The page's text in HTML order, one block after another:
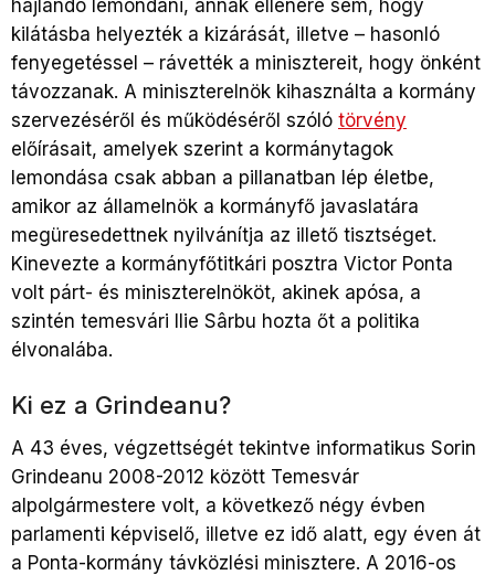
hajlandó lemondani, annak ellenére sem, hogy
kilátásba helyezték a kizárását, illetve – hasonló
fenyegetéssel – rávették a minisztereit, hogy önként
távozzanak. A miniszterelnök kihasználta a kormány
szervezéséről és működéséről szóló törvény
előírásait, amelyek szerint a kormánytagok
lemondása csak abban a pillanatban lép életbe,
amikor az államelnök a kormányfő javaslatára
megüresedettnek nyilvánítja az illető tisztséget.
Kinevezte a kormányfőtitkári posztra Victor Ponta
volt párt- és miniszterelnököt, akinek apósa, a
szintén temesvári Ilie Sârbu hozta őt a politika
élvonalába.
Ki ez a Grindeanu?
A 43 éves, végzettségét tekintve informatikus Sorin
Grindeanu 2008-2012 között Temesvár
alpolgármestere volt, a következő négy évben
parlamenti képviselő, illetve ez idő alatt, egy éven át
a Ponta-kormány távközlési minisztere. A 2016-os